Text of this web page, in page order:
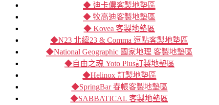
◆ 迪卡儂客製地墊區
◆ 牧高迪客製地墊區
◆ Kovea 客製地墊區
◆N23 北緯23 & Comma 逗點客製地墊區
◆National Geographic 國家地理 客製地墊區
◆自由之魂 Yoto Plus訂製地墊區
◆Helinox 訂製地墊區
◆SpringBar 春帳客製地墊區
◆SABBATICAL 客製地墊區